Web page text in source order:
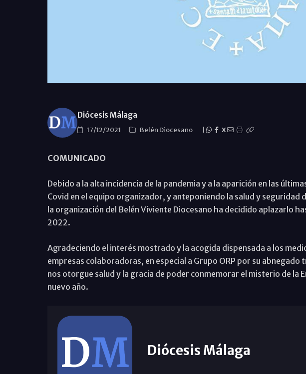
Diócesis Málaga
17/12/2021 Belén Diocesano X
COMUNICADO
Debido a la alta incidencia de la pandemia y a la aparición en las
Covid en el equipo organizador, y anteponiendo la salud y seguridad
la organización del Belén Viviente Diocesano ha decidido aplazarlo
2022.
Agradeciendo el interés mostrado y la acogida dispensada a los
empresas colaboradoras, en especial a Grupo ORP por su abnegado
nos otorgue salud y la gracia de poder conmemorar el misterio de la
nuevo año.
Diócesis Málaga